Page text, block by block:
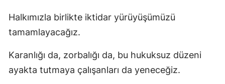
Halkımızla birlikte iktidar yürüyüşümüzü
tamamlayacağız.
Karanlığı da, zorbalığı da, bu hukuksuz düzeni
ayakta tutmaya çalışanları da yeneceğiz.